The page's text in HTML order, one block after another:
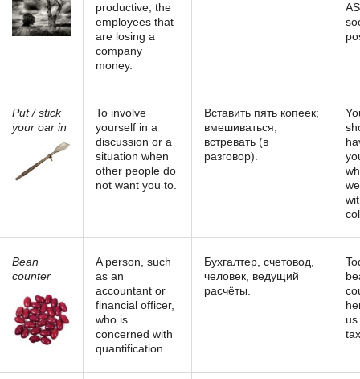
productive; the
employees that
are losing a
company
money.
Put / stick
your oar in
To involve
yourself in a
discussion or a
situation when
other people do
not want you to.
Вставить пять копеек;
вмешиваться,
встревать (в
разговор).
Bean
counter
A person, such
as an
accountant or
financial officer,
who is
concerned with
quantification.
Бухгалтер, счетовод,
человек, ведущий
расчёты.